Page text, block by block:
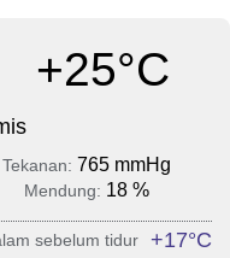
+25°C
Tekanan: 765 mmHg
Mendung: 18 %
sebelum tidur +17°C